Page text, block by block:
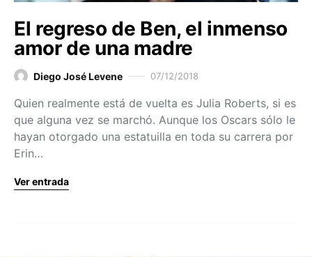
El regreso de Ben, el inmenso
amor de una madre
Diego José Levene 07/12/2018
Quien realmente está de vuelta es Julia Roberts, si es
que alguna vez se marchó. Aunque los Oscars sólo le
hayan otorgado una estatuilla en toda su carrera por
Erin…
Ver entrada